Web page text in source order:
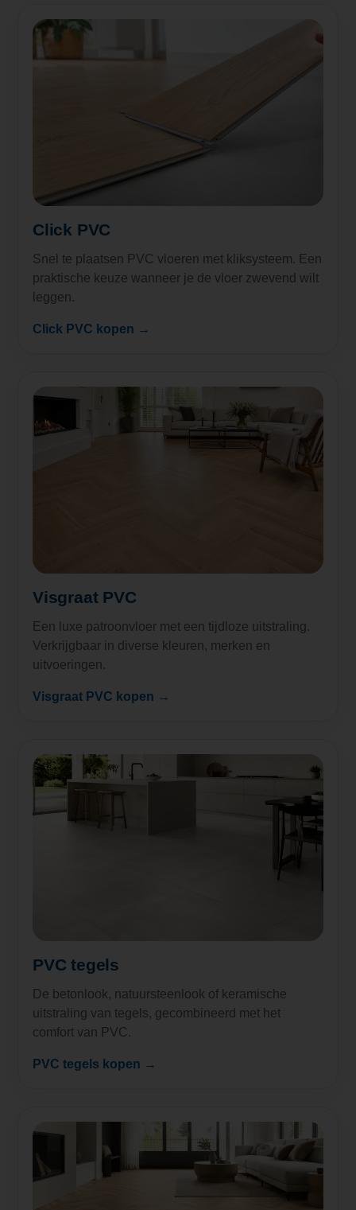
Click PVC
Snel te plaatsen PVC vloeren met kliksysteem. Een
praktische keuze wanneer je de vloer zwevend wilt
leggen.
Click PVC kopen →
Visgraat PVC
Een luxe patroonvloer met een tijdloze uitstraling.
Verkrijgbaar in diverse kleuren, merken en
uitvoeringen.
Visgraat PVC kopen →
PVC tegels
De betonlook, natuursteenlook of keramische
uitstraling van tegels, gecombineerd met het
comfort van PVC.
PVC tegels kopen →